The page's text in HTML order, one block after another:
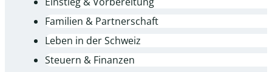
Familien & Partnerschaft
Leben in der Schweiz
Steuern & Finanzen